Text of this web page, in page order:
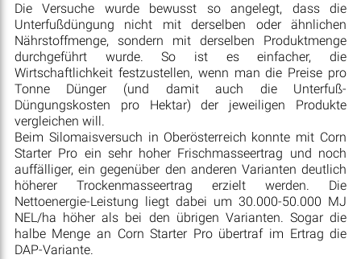
Die Versuche wurde bewusst so angelegt, dass die
Unterfußdüngung nicht mit derselben oder ähnlichen
Nährstoffmenge, sondern mit derselben Produktmenge
durchgeführt wurde. So ist es einfacher, die
Wirtschaftlichkeit festzustellen, wenn man die Preise pro
Tonne Dünger (und damit auch die Unterfuß-
Düngungskosten pro Hektar) der jeweiligen Produkte
vergleichen will.
Beim Silomaisversuch in Oberösterreich konnte mit Corn
Starter Pro ein sehr hoher Frischmasseertrag und noch
auffälliger, ein gegenüber den anderen Varianten deutlich
höherer Trockenmasseertrag erzielt werden. Die
Nettoenergie-Leistung liegt dabei um 30.000-50.000 MJ
NEL/ha höher als bei den übrigen Varianten. Sogar die
halbe Menge an Corn Starter Pro übertraf im Ertrag die
DAP-Variante.